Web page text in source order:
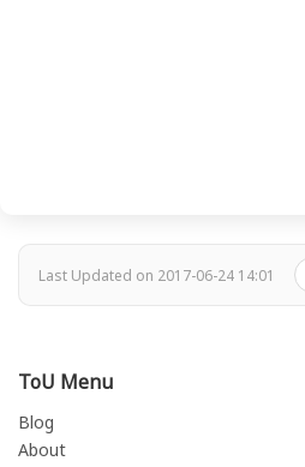
Last Updated on 2017-06-24 14:01
ToU Menu
Blog
About